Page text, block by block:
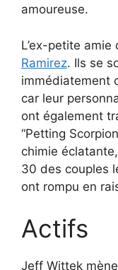
amoureuse.
L’ex-petite
Ramirez. Ils se
immédiatement
car leur
ont également
“Petting
chimie
30 des couples
ont rompu en
Actifs
Jeff Wittek